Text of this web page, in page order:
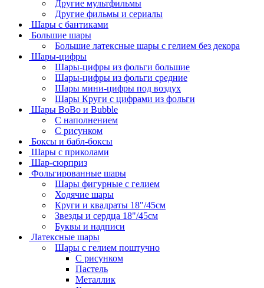
Другие мультфильмы
Другие фильмы и сериалы
Шары с бантиками
Большие шары
Большие латексные шары с гелием без декора
Шары-цифры
Шары-цифры из фольги большие
Шары-цифры из фольги средние
Шары мини-цифры под воздух
Шары Круги с цифрами из фольги
Шары BoBo и Bubble
С наполнением
С рисунком
Боксы и бабл-боксы
Шары с приколами
Шар-сюрприз
Фольгированные шары
Шары фигурные с гелием
Ходячие шары
Круги и квадраты 18"/45см
Звезды и сердца 18"/45см
Буквы и надписи
Латексные шары
Шары с гелием поштучно
С рисунком
Пастель
Металлик